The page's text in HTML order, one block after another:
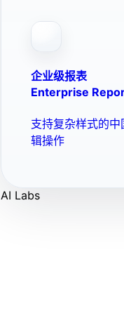
企业级报表
Enterprise
支持复杂样式的
辑操作
AI Labs